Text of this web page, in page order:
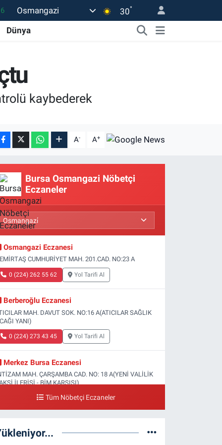
Osmangazi 30°
Dünya
kaybederek
A- A+
Bursa Osmangazi Nöbetçi
Eczaneler
Osmangazi Eczanesi
CUMHURİYET MAH. 201.CAD. NO:23 A
0 (224) 262 55 62 Yol Tarifi Al
Berberoğlu Eczanesi
MAH. DAVUT SOK. NO:16 A(ATICILAR SAĞLIK
YANI)
0 (224) 273 43 45 Yol Tarifi Al
Merkez Bursa Eczanesi
MAH. ÇARŞAMBA CAD. NO: 18 A(YENİ VALİLİK
İLERİSİ - BİM KARŞISI)
0 (224) 253 13 19 Yol Tarifi Al
MAH. DOĞAN CAD. NO:61(BEŞYOL ALTI - FATİH
Tüm Nöbetçi Eczaneler